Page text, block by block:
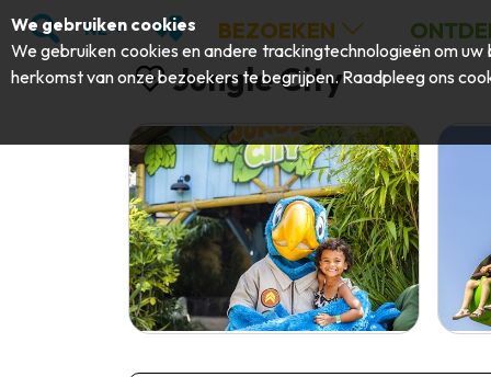
ZOEKEN
NL MIJN FAVORIETEN
BEZOEKEN
Jungle City
We gebruiken cookies
We gebruiken cookies en andere trackingtechnologieën om
herkomst van onze bezoekers te begrijpen. Raadpleeg ons